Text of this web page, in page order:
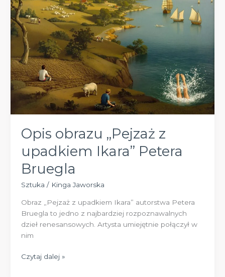
sztukę
europejską
Opis obrazu „Pejzaż z
upadkiem Ikara” Petera
Bruegla
Sztuka / Kinga Jaworska
Obraz „Pejzaż z upadkiem Ikara” autorstwa Petera
Bruegla to jedno z najbardziej rozpoznawalnych
dzieł renesansowych. Artysta umiejętnie połączył w
nim
Opis
Czytaj dalej »